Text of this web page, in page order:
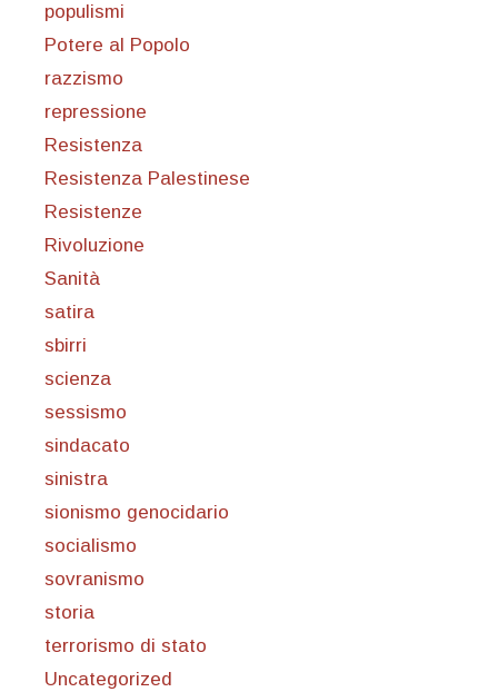
populismi
Potere al Popolo
razzismo
repressione
Resistenza
Resistenza Palestinese
Resistenze
Rivoluzione
Sanità
satira
sbirri
scienza
sessismo
sindacato
sinistra
sionismo genocidario
socialismo
sovranismo
storia
terrorismo di stato
Uncategorized